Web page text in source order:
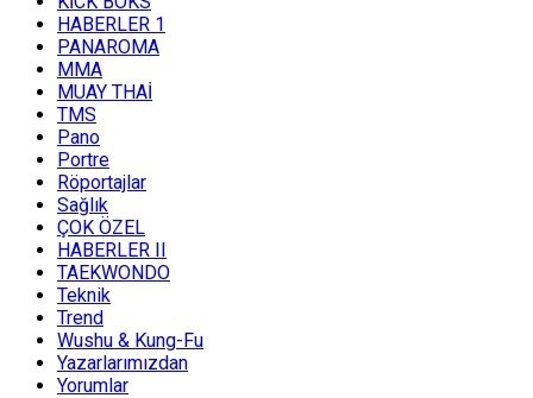
HABERLER 1
PANAROMA
MMA
MUAY THAİ
TMS
Pano
Portre
Röportajlar
Sağlık
ÇOK ÖZEL
HABERLER II
TAEKWONDO
Teknik
Trend
Wushu & Kung-Fu
Yazarlarımızdan
Yorumlar